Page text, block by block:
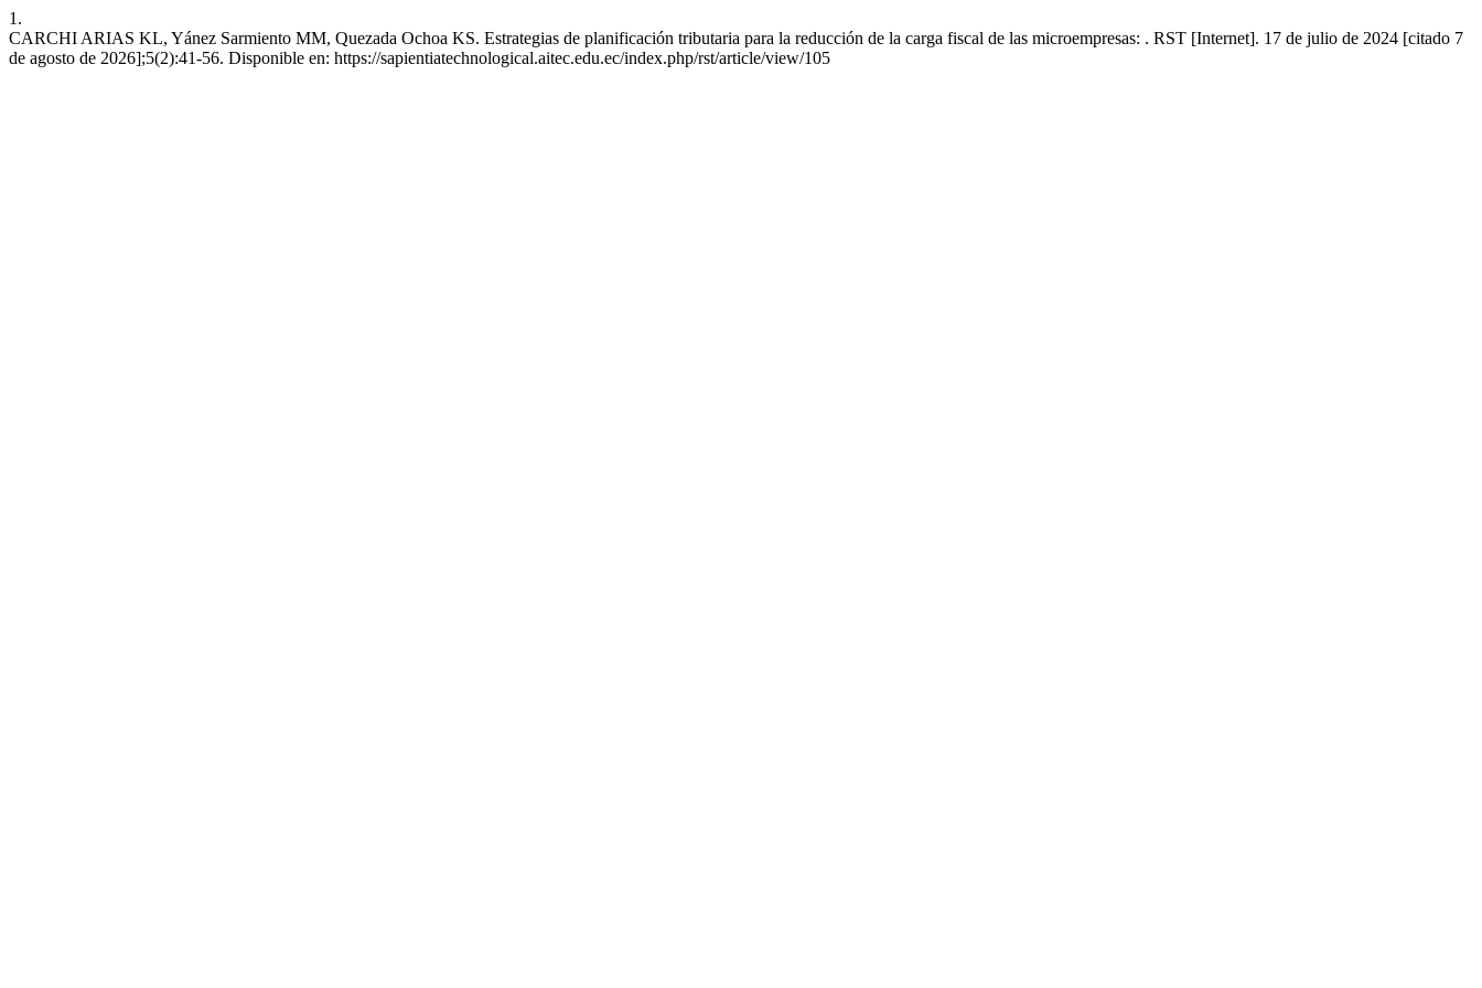
1.
CARCHI ARIAS KL, Yánez Sarmiento MM, Quezada Ochoa KS. Estrategias de planificación tributaria para la reducción de la carga fiscal de las microempresas: . RST [Internet]. 17 de julio de 2024 [citado 7
de agosto de 2026];5(2):41-56. Disponible en: https://sapientiatechnological.aitec.edu.ec/index.php/rst/article/view/105